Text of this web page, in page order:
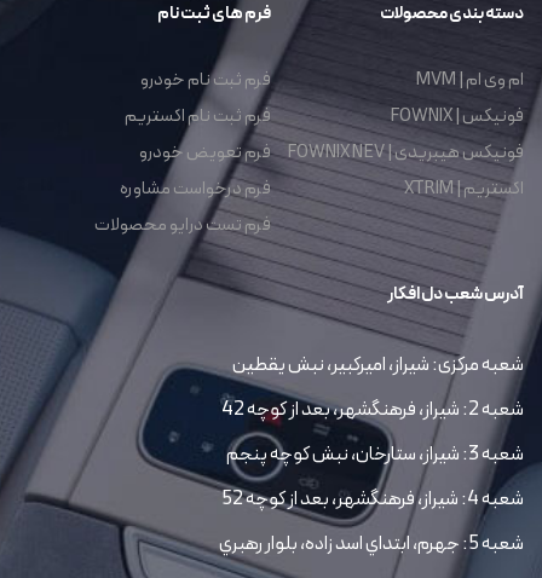
دسته بندی محصولات
ام وی ام | MVM
فونیکس | FOWNIX
فونیکس هیبریدی | FOWNIX NEV
اکستریم | XTRIM
فرم های ثبت نام
فرم ثبت نام خودرو
فرم ثبت نام اکستریم
فرم تعویض خودرو
فرم درخواست مشاوره
فرم تست درایو محصولات
آدرس شعب دل افکار
شعبه مرکزی: شیراز، امیرکبیر، نبش یقطین
شعبه 2: شیراز، فرهنگشهر، بعد از کوچه 42
شعبه 3: شیراز، ستارخان، نبش کوچه پنجم
شعبه 4: شیراز، فرهنگشهر، بعد از کوچه 52
شعبه 5: جهرم، ابتداي اسد زاده، بلوار رهبري